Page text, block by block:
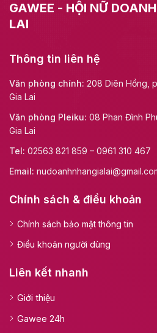
GAWEE - HỘI NỮ
LAI
Thông tin liên hệ
Văn phòng chính: 208 Diên Hồng,
Gia Lai
Văn phòng Pleiku: 08 Phan Đình
Gia Lai
Tel: 02563 821 859 – 0961 310 467
Email:
Chính sách & điều khoản
Chính sách bảo mật thông tin
Điều khoản người dùng
Liên kết nhanh
Giới thiệu
Gawee 24h